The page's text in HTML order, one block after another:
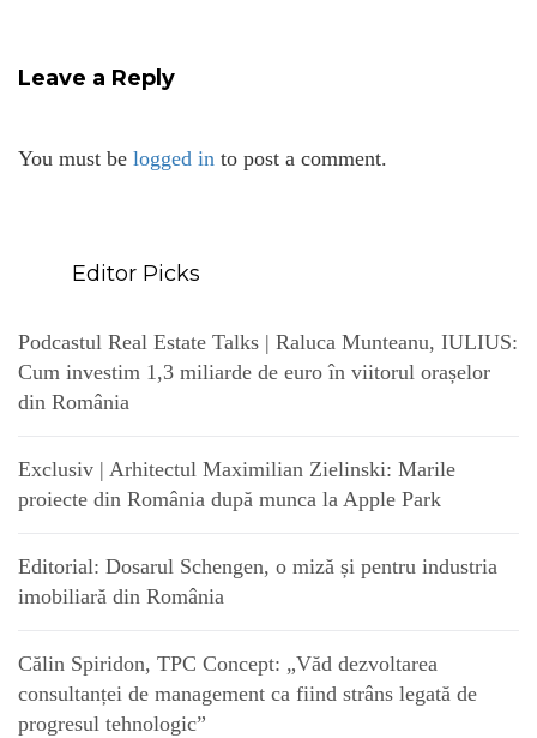
Leave a Reply
You must be logged in to post a comment.
Editor Picks
Podcastul Real Estate Talks | Raluca Munteanu, IULIUS:
Cum investim 1,3 miliarde de euro în viitorul orașelor
din România
Exclusiv | Arhitectul Maximilian Zielinski: Marile
proiecte din România după munca la Apple Park
Editorial: Dosarul Schengen, o miză și pentru industria
imobiliară din România
Călin Spiridon, TPC Concept: „Văd dezvoltarea
consultanței de management ca fiind strâns legată de
progresul tehnologic”